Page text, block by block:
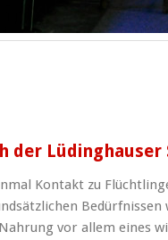
der
Kontakt zu
Bedürfnissen
vor allem eines